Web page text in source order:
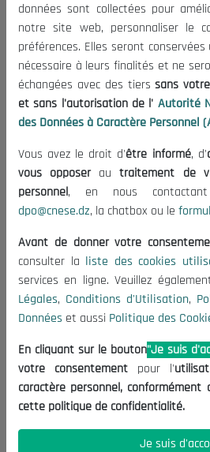
Le CNESE
A Propos
Le président
Organisation
Publications
Informations utiles
Appels d'offres et Consultations
Mentions Légales
Conditions d'Utilisation
Politique de Protection des
Politique des Cookies
Nous Contacter
(+213) 021 98 01
contact@cnese.dz
Suggestions ou Initiatives
Newsletter
dernières nouvelles.
données sont collectées pour
notre site web, personnaliser le
préférences. Elles seront
nécessaire à leurs finalités et ne
échangées avec des tierssans
et sans l'autorisation de l' Autorité
des Données à Caractère Personnel
Vous avez le droit d'être informé, d'
vous opposerautraitement de
personnel, en nous
dpo@cnese.dz, la chatbox ou le
Avant de donner votre
consulter la liste des cookies
services en ligne. Veuillez
Légales, Conditions d'Utilisation,
Données et aussi Politique des
En cliquant sur le bouton"Je suis
votre consentement pour l'
caractère personnel,
cette politique de confidentialité.
Je suis